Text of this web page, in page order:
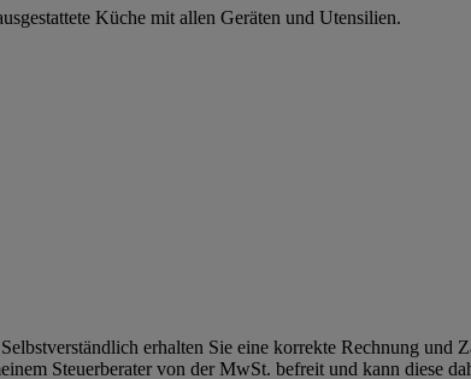
Küche mit allen Geräten und Utensilien.
erhalten Sie eine korrekte Rechnung und
Steuerberater von der MwSt. befreit und kann diese